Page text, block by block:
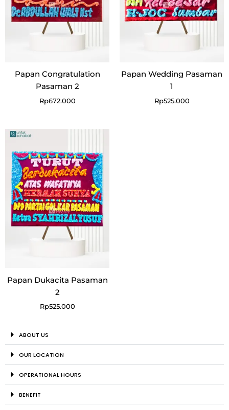
Papan Congratulation
Pasaman 2
Rp672.000
Papan Wedding Pasaman
1
Rp525.000
Papan Dukacita Pasaman
2
Rp525.000
ABOUT US
OUR LOCATION
OPERATIONAL HOURS
BENEFIT